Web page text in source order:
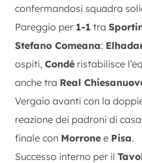
confermandosi squadra
Pareggio per 1-1 tra
Stefano Comeana:
ospiti, Condé ristabilisce
anche tra Real
Vergaio avanti con la
reazione dei padroni di
finale con Morrone e Pisa.
Successo interno per il